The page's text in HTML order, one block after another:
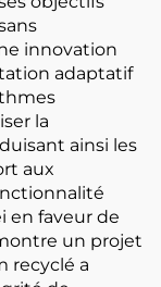
innovation
adaptatif
la
ainsi les
aux
en faveur de
un projet
recyclé a